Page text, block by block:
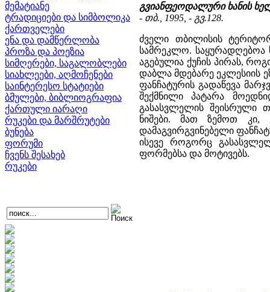
მემატიანე
ტრადიციები და სიმბოლიკა
ქართველები
ენა და დამწერლობა
პროზა და პოეზია
სიმღერები, საგალობლები
სიახლეები, აღმოჩენები
საინტერესო სტატიები
ბმულები, ბიბლიოგრაფია
ქართული იარაღი
რუკები და მარშრუტები
ბუნება
ფორუმი
ჩვენს შესახებ
რუკები
გვიანფეოდალური ხანის
- თბ., 1995, - გვ.128.
ძველი თბილისის
სამრეკლო. საყურადღებოა
აგებულია ქუჩის პირას,
დაბლა მდებარე ეკლესიის
ფანჩატურის გადაწევა
შექმნილი პატარა
გასასვლელის შეისრული
ნიშები. მათ ზემოთ კი,
დამაგვირგვინებელი
ისევე როგორც
ფორმებსა და მოტივებს.